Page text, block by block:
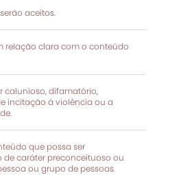
aceitos.
relação clara com o conteúdo
calunioso, difamatório,
incitação à violência ou a
que possa ser
de caráter preconceituoso ou
ou grupo de pessoas.